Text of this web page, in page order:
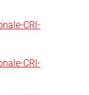
CRI-
CRI-